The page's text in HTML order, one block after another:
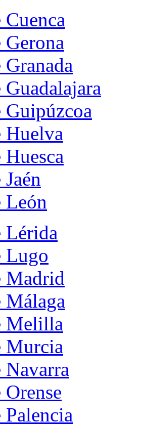
Guipúzcoa
Huelva
León
Lérida
Lugo
Madrid
Málaga
Melilla
Murcia
Navarra